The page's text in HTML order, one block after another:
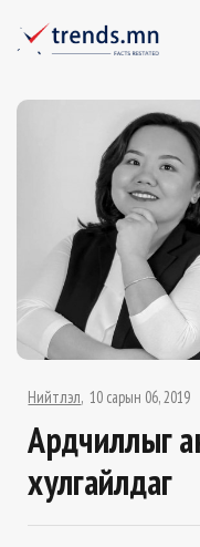
Нийтлэл 10 сарын 06, 2019
Ардчиллыг
хулгайлдаг